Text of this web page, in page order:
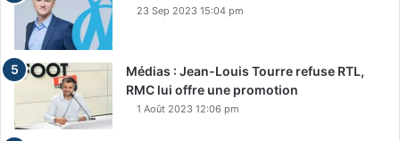
23 Sep 2023 15:04 pm
Médias : Jean-Louis Tourre refuse RTL,
RMC lui offre une promotion
1 Août 2023 12:06 pm